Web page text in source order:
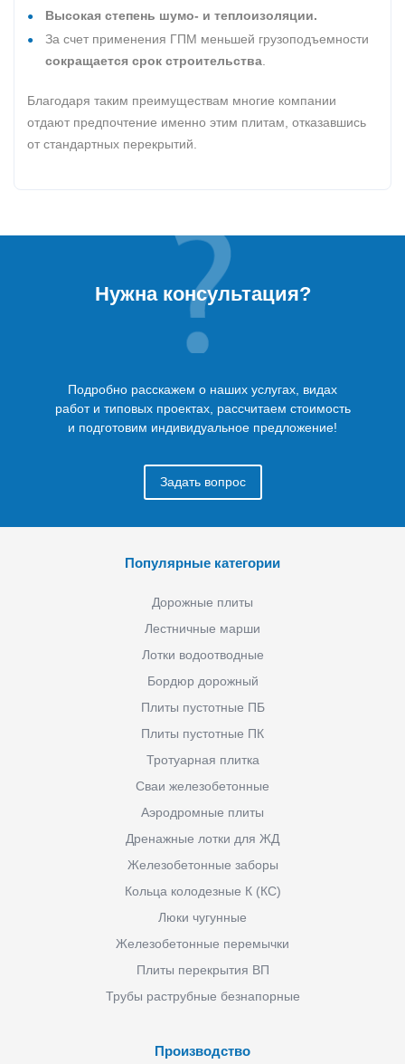
Высокая степень шумо- и теплоизоляции.
За счет применения ГПМ меньшей грузоподъемности
сокращается срок строительства
Благодаря таким преимуществам многие компании
отдают предпочтение именно этим плитам, отказавшись
от стандартных перекрытий.
Нужна консультация?
Подробно расскажем о наших услугах, видах
работ и типовых проектах, рассчитаем стоимость
и подготовим индивидуальное предложение!
Задать вопрос
Популярные категории
Дорожные плиты
Лестничные марши
Лотки водоотводные
Бордюр дорожный
Плиты пустотные ПБ
Плиты пустотные ПК
Тротуарная плитка
Сваи железобетонные
Аэродромные плиты
Дренажные лотки для ЖД
Железобетонные заборы
Кольца колодезные К (КС)
Люки чугунные
Железобетонные перемычки
Плиты перекрытия ВП
Трубы раструбные безнапорные
Производство